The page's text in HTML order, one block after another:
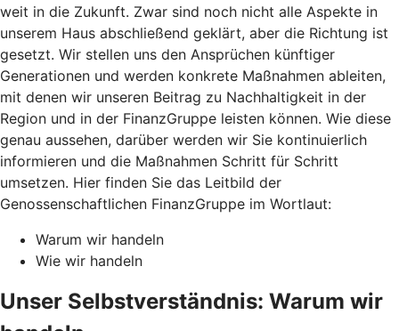
weit in die Zukunft. Zwar sind noch nicht alle Aspekte in
unserem Haus abschließend geklärt, aber die Richtung ist
gesetzt. Wir stellen uns den Ansprüchen künftiger
Generationen und werden konkrete Maßnahmen ableiten,
mit denen wir unseren Beitrag zu Nachhaltigkeit in der
Region und in der FinanzGruppe leisten können. Wie diese
genau aussehen, darüber werden wir Sie kontinuierlich
informieren und die Maßnahmen Schritt für Schritt
umsetzen. Hier finden Sie das Leitbild der
Genossenschaftlichen FinanzGruppe im Wortlaut:
Warum wir handeln
Wie wir handeln
Unser Selbstverständnis: Warum wir